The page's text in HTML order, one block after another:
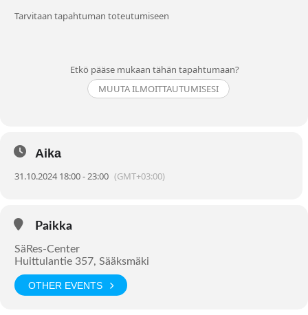
Tarvitaan tapahtuman toteutumiseen
Etkö pääse mukaan tähän tapahtumaan?
MUUTA ILMOITTAUTUMISESI
Aika
31.10.2024 18:00 - 23:00 (GMT+03:00)
Paikka
SäRes-Center
Huittulantie 357, Sääksmäki
OTHER EVENTS